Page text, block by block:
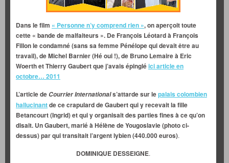
Dans le film « Personne n’y comprend rien », on aperçoit toute
cette « bande de malfaiteurs ». De François Léotard à François
Fillon le condamné (sans sa femme Pénélope qui devait être au
travail), de Michel Barnier (Hé oui !), de Bruno Lemaire à Eric
Woerth et Thierry Gaubert que j’avais épingléici article en
octobre… 2011
L’article de Courrier Internationals’attarde sur lepalais colombien
hallucinantde ce crapulard de Gaubert qui y recevait la fille
Betancourt (Ingrid) et qui y organisait des parties fines à ce qu’on
disait. Un Gaubert, marié à Hélène de Yougoslavie (photo ci-
dessus) par qui transitait l’argent lybien (440.000 euros).
DOMINIQUE DESSEIGNE.